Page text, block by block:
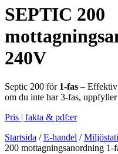
SEPTIC 200
240V
Septic 200 för 1-fas – Effektiv
om du inte har 3-fas, uppfyller
Pris | fakta & pdf:er
Startsida /E-handel /
200 mottagningsanordning 1-